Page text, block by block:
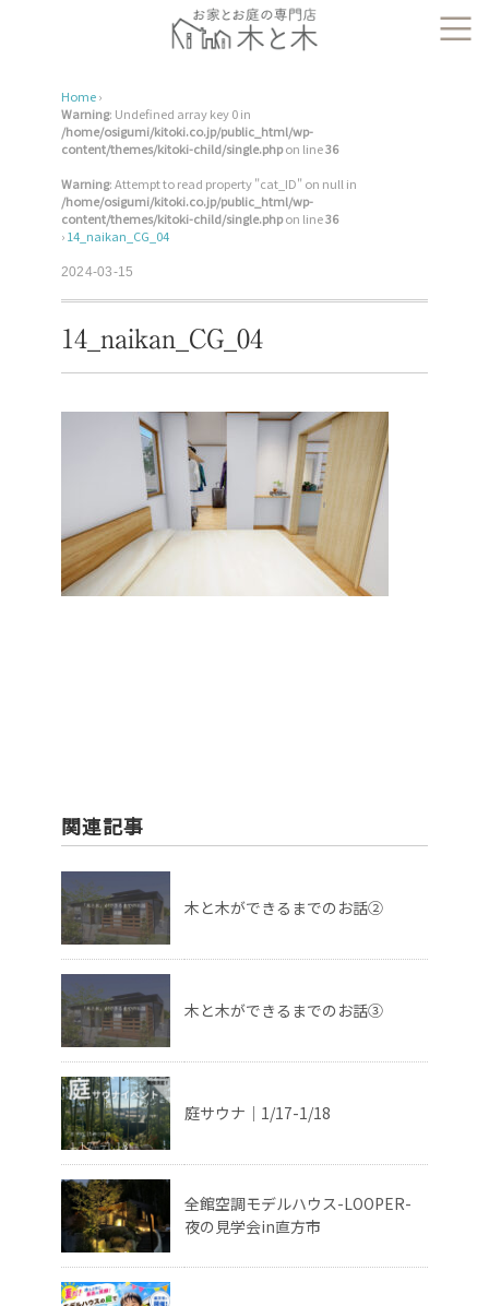
Home›
Warning: Undefined array key 0 in
/home/osigumi/kitoki.co.jp/public_html/wp-
content/themes/kitoki-child/single.phpon line36
Warning: Attempt to read property "cat_ID" on null in
/home/osigumi/kitoki.co.jp/public_html/wp-
content/themes/kitoki-child/single.phpon line36
›14_naikan_CG_04
2024-03-15
14_naikan_CG_04
関連記事
木と木ができるまでのお話②
木と木ができるまでのお話③
庭サウナ｜1/17-1/18
全館空調モデルハウス-LOOPER-
夜の見学会in直方市